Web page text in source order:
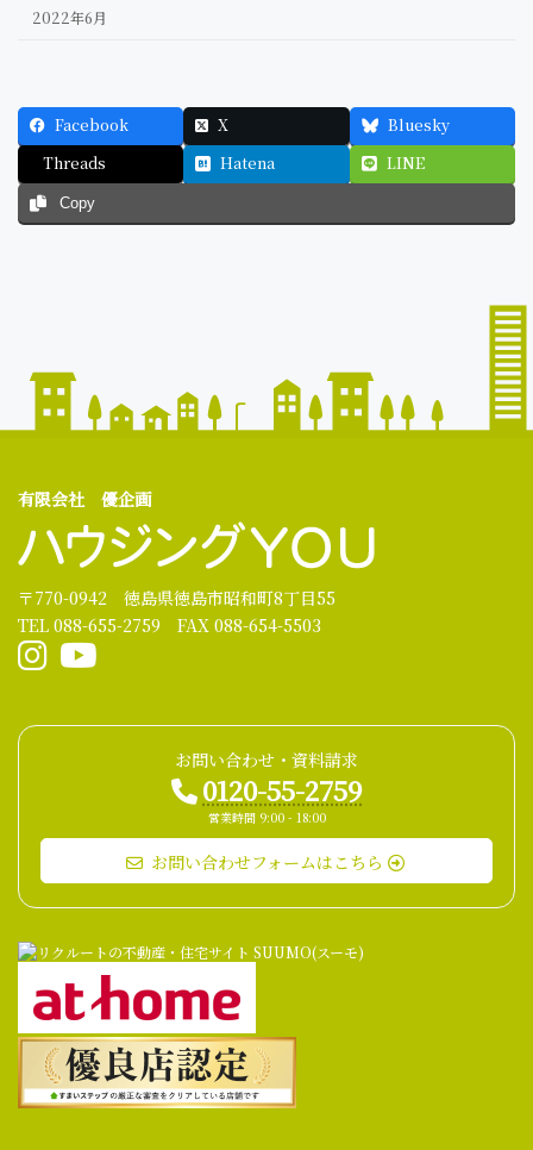
2022年6月
Facebook X
Bluesky
Threads
Hatena LINE
Copy
有限会社 優企画
〒770-0942 徳島県徳島市昭和町8丁目55
TEL 088-655-2759 FAX 088-654-5503
お問い合わせ・資料請求
0120-55-2759
営業時間 9:00 - 18:00
お問い合わせフォームはこちら